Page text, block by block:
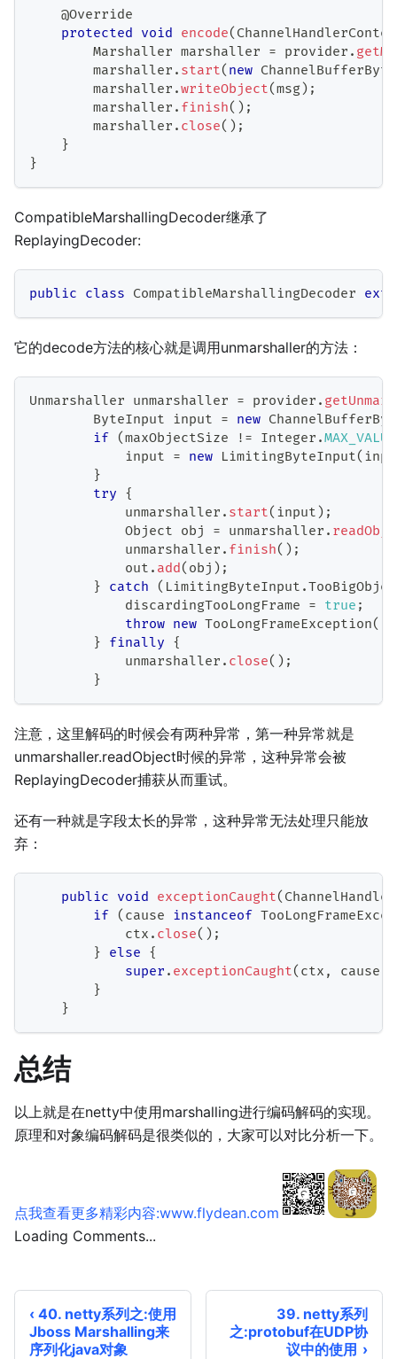
@Override
protected void encode(
Marshaller marshaller = provider .
        marshaller
. start( new
        marshaller
.writeObject(msg) ;
        marshaller
. finish( ) ;
        marshaller
. close( ) ;
}
}
CompatibleMarshallingDecoder继承了
ReplayingDecoder:
public class CompatibleMarshallingDecoder
它的decode方法的核心就是调用unmarshaller的方法：
Unmarshaller unmarshaller = provider .
ByteInput input = new
if (maxObjectSize != Integer .MAX_VALUE
            input
= new LimitingByteInput(
}
try {
            unmarshaller
. start( input ) ;
Object obj = unmarshaller .
            unmarshaller
. finish( ) ;
            out
. add( obj ) ;
} catch ( LimitingByteInput .
            discardingTooLongFrame
= true ;
throw new TooLongFrameException(
} finally {
            unmarshaller
. close( ) ;
}
注意，这里解码的时候会有两种异常，第一种异常就是
unmarshaller.readObject时候的异常，这种异常会被
ReplayingDecoder捕获从而重试。
还有一种就是字段太长的异常，这种异常无法处理只能放
弃：
public void exceptionCaught(
if ( cause instanceof
            ctx
. close( ) ;
} else {
super . exceptionCaught( ctx , cause
}
}
总结
以上就是在netty中使用marshalling进行编码解码的实现。
原理和对象编码解码是很类似的，大家可以对比分析一下。
点我查看更多精彩内容:www.flydean.com
Loading Comments...
40. netty系列之:使用
Jboss Marshalling来
序列化java对象
39. netty系列
之:protobuf在UDP协
议中的使用